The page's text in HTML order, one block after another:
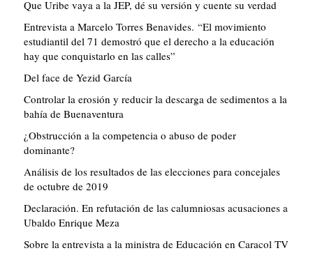
Que Uribe vaya a la JEP, dé su versión y cuente su verdad
Entrevista a Marcelo Torres Benavides. “El movimiento
estudiantil del 71 demostró que el derecho a la educación
hay que conquistarlo en las calles”
Del face de Yezid García
Controlar la erosión y reducir la descarga de sedimentos a la
bahía de Buenaventura
¿Obstrucción a la competencia o abuso de poder
dominante?
Análisis de los resultados de las elecciones para concejales
de octubre de 2019
Declaración. En refutación de las calumniosas acusaciones a
Ubaldo Enrique Meza
Sobre la entrevista a la ministra de Educación en Caracol TV